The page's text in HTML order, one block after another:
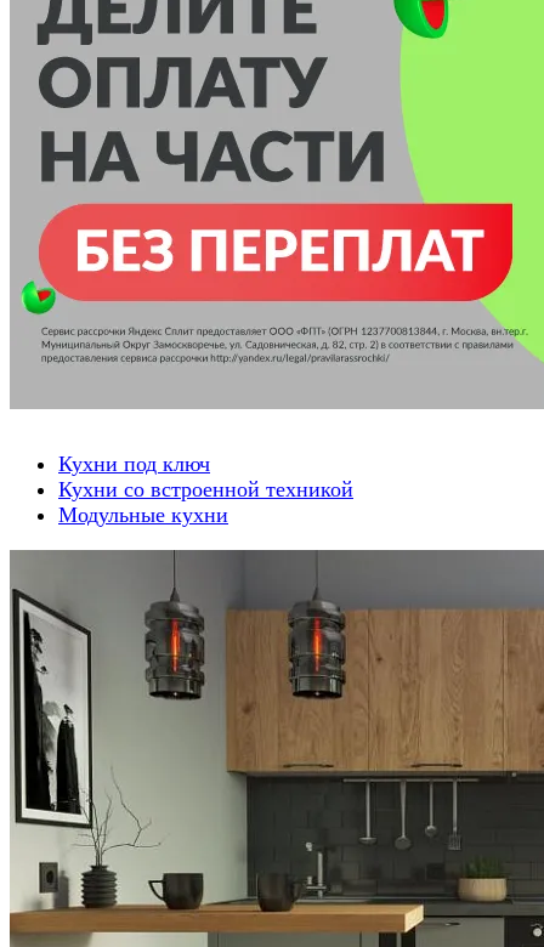
Кухни под ключ
Кухни со встроенной техникой
Модульные кухни